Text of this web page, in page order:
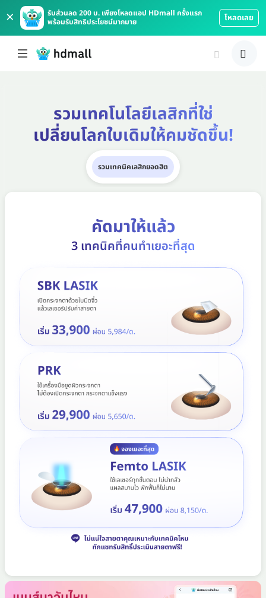
×
รับส่วนลด 200 บ. เพียงโหลดแอป HDmall ครั้งแรก
พร้อมรับสิทธิประโยชน์มากมาย
โหลดเลย
รวมเทคโนโลยีเลสิกที่ใช่
เปลี่ยนโลกใบเดิมให้คมชัดขึ้น!
รวมเทคนิคเลสิกยอดฮิต
คัดมาให้แล้ว
3 เทคนิคที่คนทำเยอะที่สุด